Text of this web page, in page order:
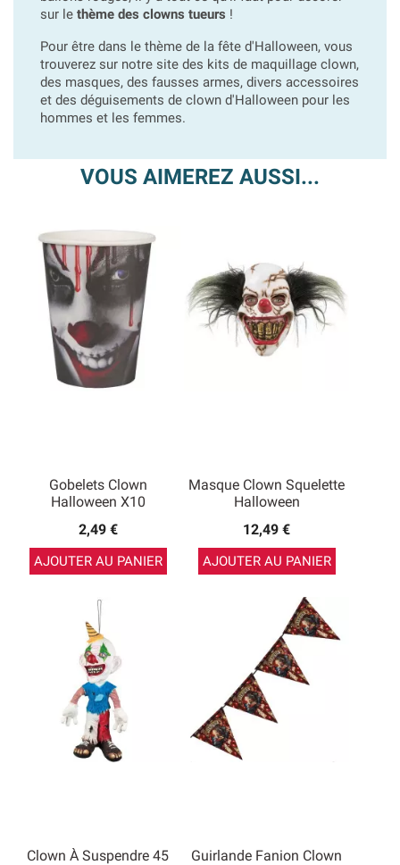
sur le thème des clowns tueurs !
Pour être dans le thème de la fête d'Halloween, vous
trouverez sur notre site des kits de maquillage clown,
des masques, des fausses armes, divers accessoires
et des déguisements de clown d'Halloween pour les
hommes et les femmes.
VOUS AIMEREZ AUSSI...
Gobelets Clown
Halloween X10
2,49 €
AJOUTER AU PANIER
Masque Clown Squelette
Halloween
12,49 €
AJOUTER AU PANIER
Clown À Suspendre 45
Guirlande Fanion Clown